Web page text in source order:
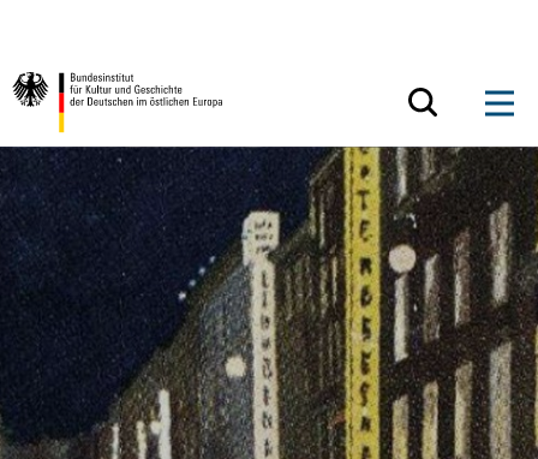
Zurück zur Startseite